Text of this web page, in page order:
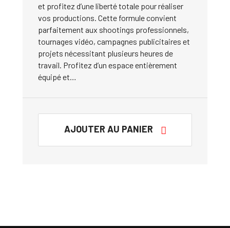
et profitez d’une liberté totale pour réaliser
vos productions. Cette formule convient
parfaitement aux shootings professionnels,
tournages vidéo, campagnes publicitaires et
projets nécessitant plusieurs heures de
travail. Profitez d’un espace entièrement
équipé et…
AJOUTER AU PANIER